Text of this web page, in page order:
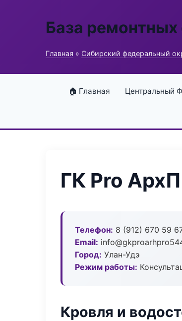
База ремонтных
Главная » Сибирский федеральный
🏠 Главная Центральный
ГК Pro
Телефон: 8 (912) 670 59
Email:
Город: Улан-Удэ
Режим работы:
Кровля и